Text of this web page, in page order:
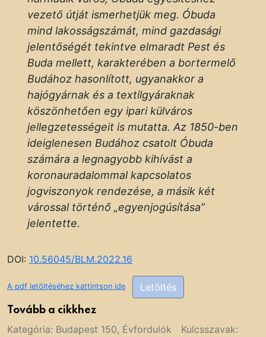
vezető útját ismerhetjük meg. Óbuda
mind lakosságszámát, mind gazdasági
jelentőségét tekintve elmaradt Pest és
Buda mellett, karakterében a bortermelő
Budához hasonlított, ugyanakkor a
hajógyárnak és a textilgyáraknak
köszönhetően egy ipari külváros
jellegzetességeit is mutatta. Az 1850-ben
ideiglenesen Budához csatolt Óbuda
számára a legnagyobb kihívást a
koronauradalommal kapcsolatos
jogviszonyok rendezése, a másik két
várossal történő „egyenjogúsítása”
jelentette.
DOI: 10.56045/BLM.2022.16
A pdf letöltéséhez kattintson ide Letöltés
Tovább a cikkhez
Kategória: Budapest 150, Évfordulók
Kulcsszavak: